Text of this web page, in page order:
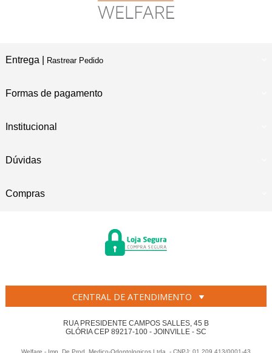
Entrega | Rastrear Pedido
Formas de pagamento
Institucional
Dúvidas
Compras
CENTRAL DE ATENDIMENTO
RUA PRESIDENTE CAMPOS SALLES, 45 B
GLÓRIA CEP 89217-100 - JOINVILLE - SC
Welfare - Imp. De Prod. Medico-Odontologicos Ltda. - CNPJ: 01.209.413/0001-43